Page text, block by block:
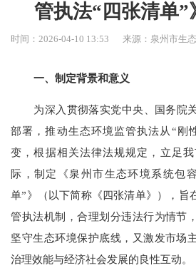
管执法“四张清单”
时间：2026-04-10 13:53 来源：泉州市生
一、制定背景和意义
为深入贯彻落实党中央、国务院
部署，推动生态环境监管执法从 “刚
变，根据相关法律法规规定，立足
际，制定《泉州市生态环境系统包
单”》（以下简称《四张清单》），旨
管执法机制，合理划分违法行为情节
坚守生态环境保护底线，又激发市场
治理效能与经济社会发展的良性互动。